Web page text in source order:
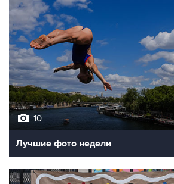
10
Лучшие фото недели